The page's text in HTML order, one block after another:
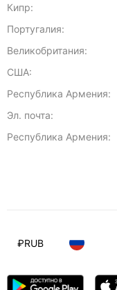
Кипр:
Португалия:
Великобритания:
США:
Республика Армения:
Эл. почта:
Республика Армения:
₽RUB